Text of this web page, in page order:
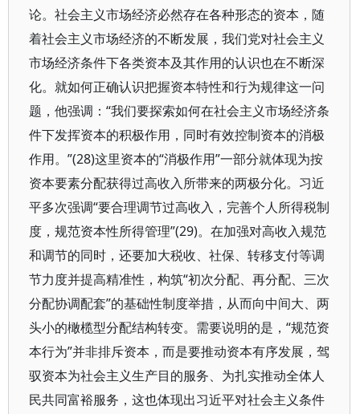
论。社会主义市场经济必然存在各种形态的资本，随
着社会主义市场经济的不断发展，我们党对社会主义
市场经济条件下各类资本及其作用的认识也在不断深
化。就如何正确认识把握资本特性和行为规律这一问
题，他强调：“我们要探索如何在社会主义市场经济条
件下发挥资本的积极作用，同时有效控制资本的消极
作用。”(28)这里资本的“消极作用”一部分就体现为按
资本要素分配获得过高收入所带来的两极分化。习近
平多次强调“要合理调节过高收入，完善个人所得税制
度，规范资本性所得管理”(29)。在加强对高收入规范
和调节的同时，还要加大税收、社保、转移支付等调
节力度并提高精准性，构筑“初次分配、再分配、三次
分配协调配套”的基础性制度举措，从而向中间大、两
头小的橄榄型分配结构转变。需要说明的是，“规范资
本行为”并非排斥资本，而是要推动资本有序发展，驾
驭资本为社会主义生产目的服务、为扎实推动全体人
民共同富裕服务，这也体现出习近平对社会主义条件